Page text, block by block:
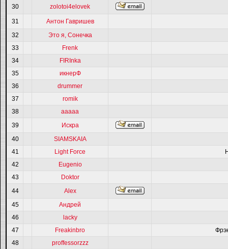
30
zolotoi4elovek
31
Антон Гавришев
32
Это я, Сонечка
33
Frenk
34
FIRInka
35
икнерФ
36
drummer
37
romik
38
ааааа
39
Искра
40
SIAMSKAIA
41
Light Force
42
Eugenio
43
Doktor
44
Alex
45
Андрей
46
lacky
47
Freakinbro
48
proffessorzzz